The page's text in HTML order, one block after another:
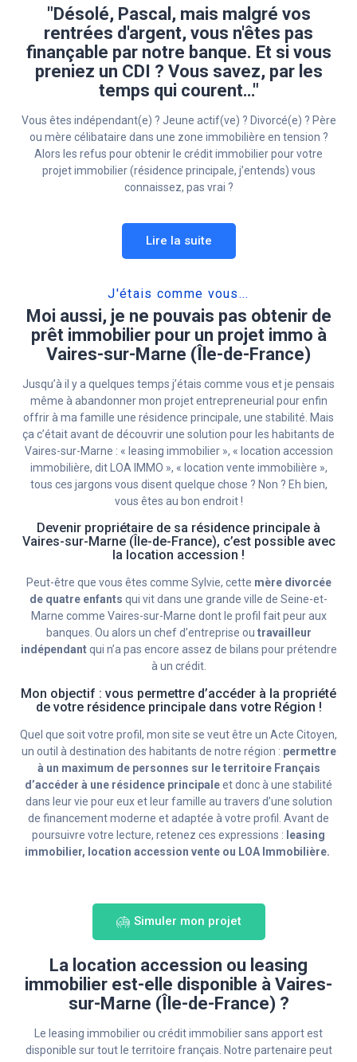
"Désolé, Pascal, mais malgré vos
rentrées d'argent, vous n'êtes pas
finançable par notre banque. Et si vous
preniez un CDI ? Vous savez, par les
temps qui courent…"
Vous êtes indépendant(e) ? Jeune actif(ve) ? Divorcé(e) ? Père
ou mère célibataire dans une zone immobilière en tension ?
Alors les refus pour obtenir le crédit immobilier pour votre
projet immobilier (résidence principale, j’entends) vous
connaissez, pas vrai ?
Lire la suite
J'étais comme vous...
Moi aussi, je ne pouvais pas obtenir de
prêt immobilier pour un projet immo à
Vaires-sur-Marne (Île-de-France)
Jusqu’à il y a quelques temps j’étais comme vous et je pensais
même à abandonner mon projet entrepreneurial pour enfin
offrir à ma famille une résidence principale, une stabilité. Mais
ça c’était avant de découvrir une solution pour les habitants de
Vaires-sur-Marne : « leasing immobilier », « location accession
immobilière, dit LOA IMMO », « location vente immobilière »,
tous ces jargons vous disent quelque chose ? Non ? Eh bien,
vous êtes au bon endroit !
Devenir propriétaire de sa résidence principale à
Vaires-sur-Marne (Île-de-France), c’est possible avec
la location accession !
Peut-être que vous êtes comme Sylvie, cette mère divorcée
de quatre enfants qui vit dans une grande ville de Seine-et-
Marne comme Vaires-sur-Marne dont le profil fait peur aux
banques. Ou alors un chef d’entreprise ou travailleur
indépendantqui n’a pas encore assez de bilans pour prétendre
à un crédit.
Mon objectif : vous permettre d’accéder à la propriété
de votre résidence principale dans votre Région !
Quel que soit votre profil, mon site se veut être un Acte Citoyen,
un outil à destination des habitants de notre région : permettre
à un maximum de personnes sur le territoire Français
d’accéder à une résidence principaleet donc à une stabilité
dans leur vie pour eux et leur famille au travers d’une solution
de financement moderne et adaptée à votre profil. Avant de
poursuivre votre lecture, retenez ces expressions : leasing
immobilier, location accession vente ou LOA Immobilière.
Simuler mon projet
La location accession ou leasing
immobilier est-elle disponible à Vaires-
sur-Marne (Île-de-France) ?
Le leasing immobilier ou crédit immobilier sans apport est
disponible sur tout le territoire français. Notre partenaire peut